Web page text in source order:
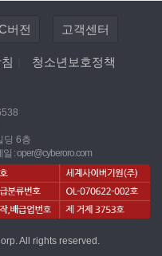
버전 고객센터
청소년보호정책
딩 6층
일 :oper@cyberoro.com
All rights reserved.